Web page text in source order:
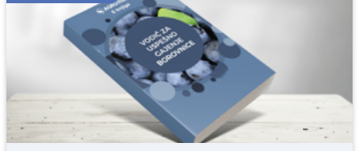
Komentar* obavezno